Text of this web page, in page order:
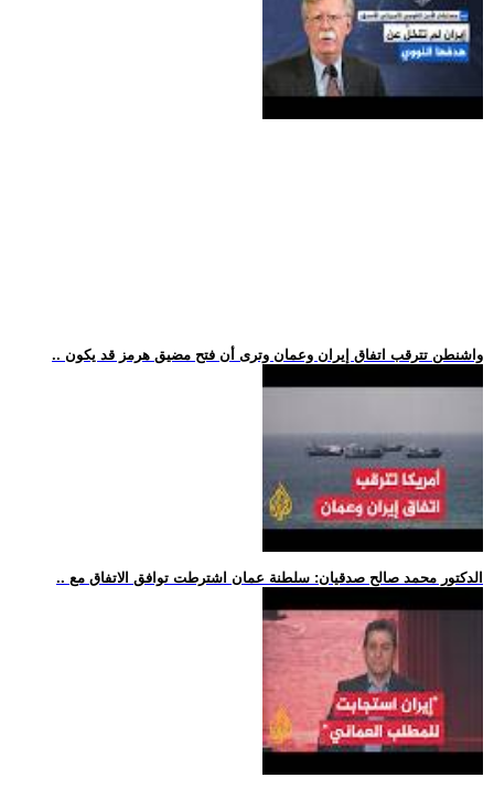
.. واشنطن تترقب اتفاق إيران وعمان وترى أن فتح مضيق هرمز قد يكون
.. الدكتور محمد صالح صدقيان: سلطنة عمان اشترطت توافق الاتفاق مع